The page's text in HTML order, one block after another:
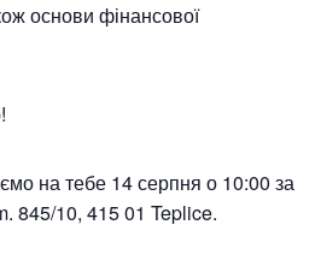
основи фінансової
на тебе 14 серпня о 10:00 за
845/10, 415 01 Teplice.